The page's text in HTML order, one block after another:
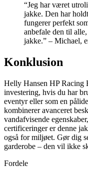
“Jeg har været
jakke. Den har
fungerer perfekt
anbefale den til
jakke.” – Michael,
Konklusion
Helly Hansen HP Racing
investering, hvis du har
eventyr eller som en
kombinerer avanceret
vandafvisende
certificeringer er denne
også for miljøet. Gør dig
garderobe – den vil ikke
Fordele